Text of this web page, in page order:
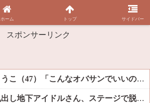
スポンサーリンク
【画像】 はいだしょうこ（47）「こんなオバサンでいいの…？」
【動画】 見せパン丸出し地下アイドルさん、ステージで脱いでしまう
ホーム トップ サイドバー